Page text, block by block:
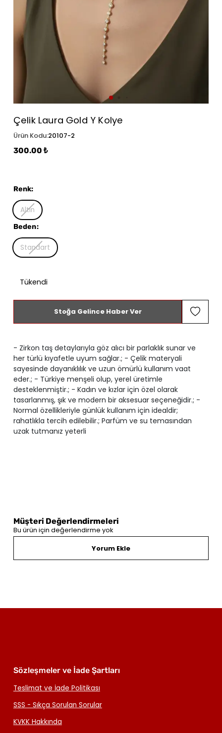
Çelik Laura Gold Y Kolye
Ürün Kodu:20107-2
300.00 ₺
- Zirkon taş detaylarıyla göz alıcı bir parlaklık sunar ve
her türlü kıyafetle uyum sağlar.; - Çelik materyali
sayesinde dayanıklılık ve uzun ömürlü kullanım vaat
eder.; - Türkiye menşeli olup, yerel üretimle
desteklenmiştir.; - Kadın ve kızlar için özel olarak
tasarlanmış, şık ve modern bir aksesuar seçeneğidir.; -
Normal özellikleriyle günlük kullanım için idealdir;
rahatlıkla tercih edilebilir.; Parfüm ve su temasından
uzak tutmanız yeterli
Renk:
Altın
Beden:
Standart
Tükendi
Stoğa Gelince Haber Ver
Müşteri Değerlendirmeleri
Bu ürün için değerlendirme yok
Yorum Ekle
Sözleşmeler ve İade Şartları
Teslimat ve İade Politikası
SSS - Sıkça Sorulan Sorular
KVKK Hakkında